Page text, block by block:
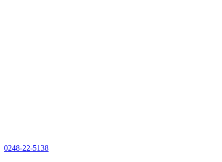
0248-22-5138